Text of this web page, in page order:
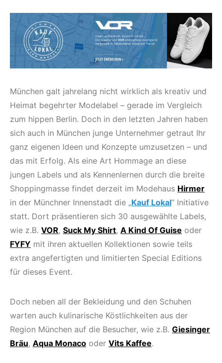
München galt jahrelang nicht wirklich als kreativ und
Heimat begehrter Modelabel – gerade im Vergleich
zum hippen Berlin. Doch in den letzten Jahren haben
sich auch in München junge Unternehmer getraut Ihr
ganz eigenen Ideen und Konzepte umzusetzen – und
das mit Erfolg. Als eine Art Hommage an diese
jungen Labels und als Kennenlernen durch die breite
Shoppingmasse findet derzeit im Modehaus Hirmer
in der Münchner Innenstadt die „Kauf Lokal“ Initiative
statt. Dort präsentieren sich 30 ausgewählte Labels,
wie z.B. VOR, Suck My Shirt, A Kind Of Guise oder
FYFY mit ihren aktuellen Kollektionen sowie teils
extra angefertigten und limitierten Special Editions
für dieses Event.
Doch neben all der Bekleidung und den Schuhen
warten auch kulinarische Köstlichkeiten aus der
Region München auf die Besucher, wie z.B. Giesinger
Bräu, Aqua Monaco oder Vits Kaffee.